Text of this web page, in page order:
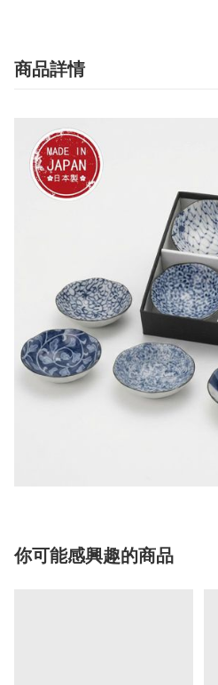
商品詳情
你可能感興趣的商品